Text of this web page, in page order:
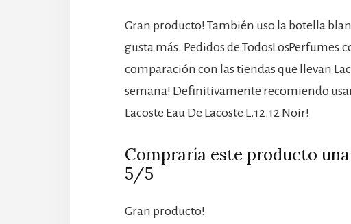
Gran producto! También uso la botella
gusta más. Pedidos de
comparación con las tiendas que llevan
semana! Definitivamente recomiendo
Lacoste Eau De Lacoste L.12.12 Noir!
Compraría este producto
5/5
Gran producto!